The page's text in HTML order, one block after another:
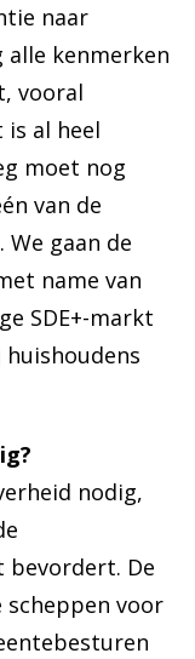
naar
alle kenmerken
vooral
al heel
moet nog
van de
gaan de
name van
SDE+-markt
nodig,
bevordert. De
voor